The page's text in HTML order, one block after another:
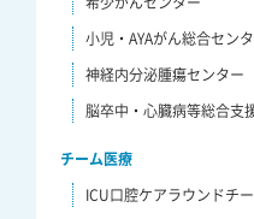
小児・AYAがん総合セン
神経内分泌腫瘍センター
脳卒中・心臓病等総合支
チーム医療
ICU口腔ケアラウンドチ